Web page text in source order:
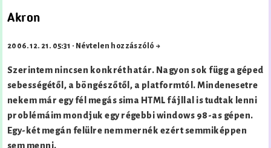
Akron
2006. 12. 21. 05:31 · Névtelen hozzászóló →
Szerintem nincsen konkrét határ. Nagyon sok függ a géped
sebességétől, a böngészőtől, a platformtól. Mindenesetre
nekem már egy fél megás sima HTML fájllal is tudtak lenni
problémáim mondjuk egy régebbi windows 98-as gépen.
Egy-két megán felülre nem mernék ezért semmiképpen